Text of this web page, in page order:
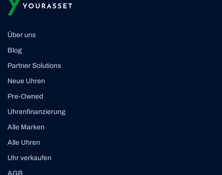
Über uns
Blog
Partner Solutions
Neue Uhren
Pre-Owned
Uhrenfinanzierung
Alle Marken
Alle Uhren
Uhr verkaufen
AGB